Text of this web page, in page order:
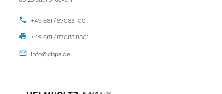
+49 681 / 87083 1001
+49 681 / 87083 8801